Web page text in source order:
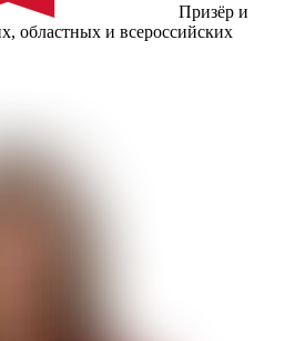
Призёр и
областных и всероссийских